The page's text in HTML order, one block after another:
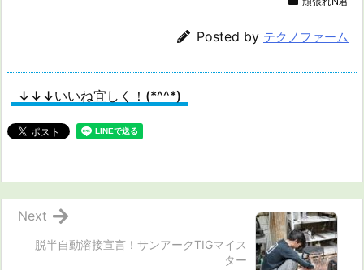
Posted by テクノファーム
↓↓↓いいね宜しく！(*^^*)
脱半自動溶接宣言！サンアークTIGマイス
ター
Next